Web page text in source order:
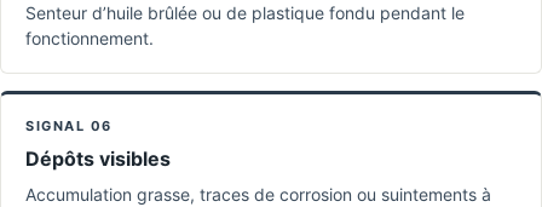
Senteur d’huile brûlée ou de plastique fondu pendant le
fonctionnement.
SIGNAL 06
Dépôts visibles
Accumulation grasse, traces de corrosion ou suintements à